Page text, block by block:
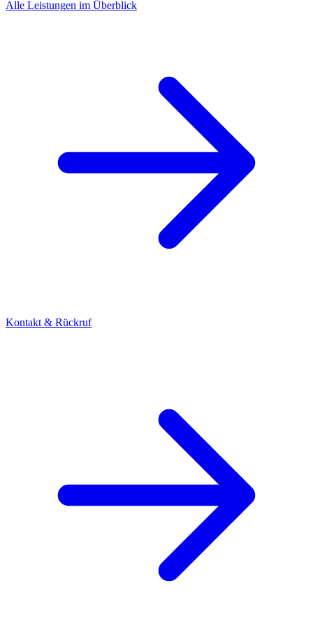
Alle Leistungen im Überblick
Kontakt & Rückruf